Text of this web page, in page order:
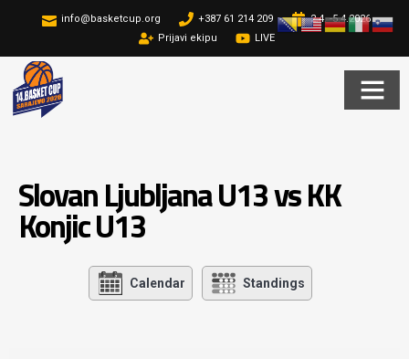
info@basketcup.org +387 61 214 209
2.4. -5.4.2026
Prijavi ekipu
LIVE
Slovan Ljubljana U13 vs KK
Konjic U13
Calendar Standings